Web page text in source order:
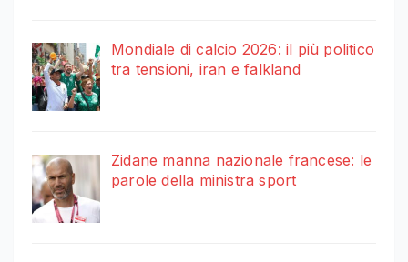
Mondiale di calcio 2026: il più politico
tra tensioni, iran e falkland
Zidane manna nazionale francese: le
parole della ministra sport